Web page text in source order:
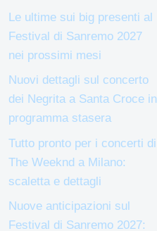
Le ultime sui big presenti al
Festival di Sanremo 2027
nei prossimi mesi
Nuovi dettagli sul concerto
dei Negrita a Santa Croce in
programma stasera
Tutto pronto per i concerti di
The Weeknd a Milano:
scaletta e dettagli
Nuove anticipazioni sul
Festival di Sanremo 2027: